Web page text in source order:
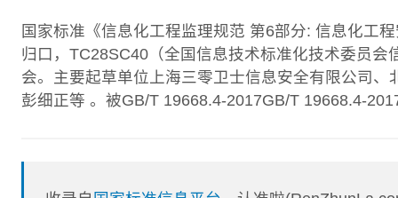
国家标准《信息化工程监理规范 第6部分: 信息化工
归口，TC28SC40（全国信息技术标准化技术委员
会。主要起草单位上海三零卫士信息安全有限公司
彭细正等 。被GB/T 19668.4-2017GB/T 19668.4-